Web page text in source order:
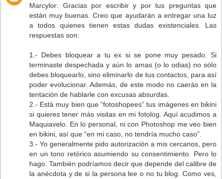
Marcylor: Gracias por escribir y por tus preguntas que
están muy buenas. Creo que ayudarán a entregar una luz
a todos quienes tienen estas dudas existenciales. Las
respuestas son:
1.- Debes bloquear a tu ex si se pone muy pesado. Si
terminaste despechada y aún lo amas (o lo odias) no sólo
debes bloquearlo, sino eliminarlo de tus contactos, para así
poder evolucionar. Además, de este modo no caerás en la
tentación de hablarle con excusas absurdas.
2.- Está muy bien que “fotoshopees” tus imágenes en bikini
si quieres tener más visitas en mi fotolog. Aquí acudimos a
Maquiavelo. En lo personal, ni con Photoshop me veo bien
en bikini, así que “en mi caso, no tendría mucho caso”.
3.- Yo generalmente pido autorización a mis cercanos, pero
en un tono retórico asumiendo su consentimiento. Pero lo
hago. También podríamos decir que depende del calibre de
la anécdota y de si la persona lee o no tu blog. Como ves,